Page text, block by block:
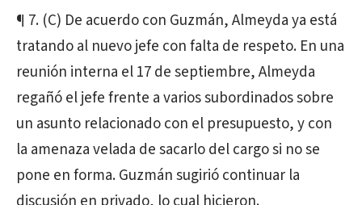
¶ 7. (C) De acuerdo con Guzmán, Almeyda ya está
tratando al nuevo jefe con falta de respeto. En una
reunión interna el 17 de septiembre, Almeyda
regañó el jefe frente a varios subordinados sobre
un asunto relacionado con el presupuesto, y con
la amenaza velada de sacarlo del cargo si no se
pone en forma. Guzmán sugirió continuar la